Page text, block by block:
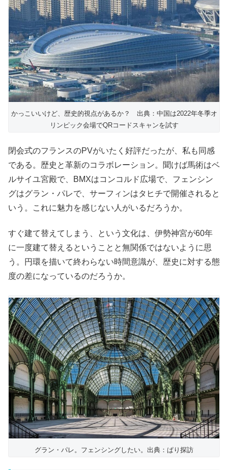
かっこいいけど、歴史的視点があるか？ 出典：中国は2022年冬季オ
リンピック会場でQRコードスキャンを試す
閉会式のフランスのPVがいたく好評だったが、私も同感
である。歴史と革新のコラボレーション。聞けば馬術はベ
ルサイユ宮殿で、BMXはコンコルド広場で、フェンシン
グはグラン・パレで、サーフィンはタヒチで開催されると
いう。これに魅力を感じない人がいるだろうか。
すぐ建て替えてしまう、という文化は、伊勢神宮が60年
に一度建て替えるということと無関係ではないように思
う。円環を描いて終わらない時間意識が、歴史に対する態
度の差になっているのだろうか。
グラン・パレ。フェンシングしたい。出典：ぱり探訪